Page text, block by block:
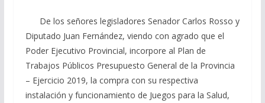
De los señores legisladores Senador Carlos Rosso y
Diputado Juan Fernández, viendo con agrado que el
Poder Ejecutivo Provincial, incorpore al Plan de
Trabajos Públicos Presupuesto General de la Provincia
– Ejercicio 2019, la compra con su respectiva
instalación y funcionamiento de Juegos para la Salud,